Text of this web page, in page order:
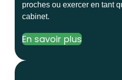
proches ou exercer en tant
cabinet.
En savoir plus